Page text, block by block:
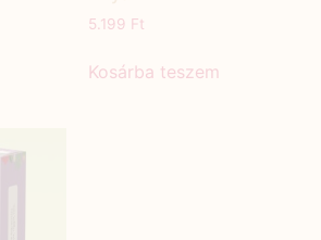
5.199 Ft
Kosárba teszem